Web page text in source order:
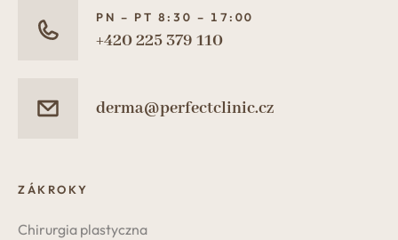
PN – PT 8:30 – 17:00
+420 225 379 110
derma@perfectclinic.cz
ZÁKROKY
Chirurgia plastyczna